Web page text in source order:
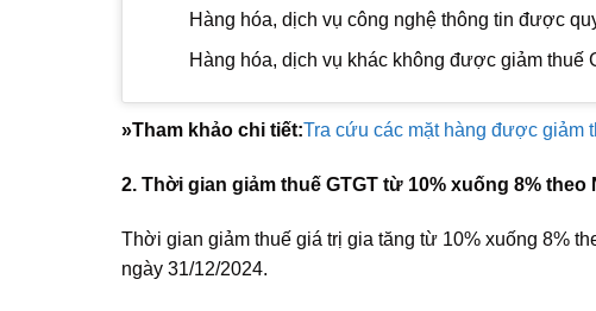
Hàng hóa, dịch vụ công nghệ thông tin được
Hàng hóa, dịch vụ khác không được giảm thuế
»Tham khảo chi tiết:Tra cứu các mặt hàng được giảm
2. Thời gian giảm thuế GTGT từ 10% xuống 8% theo
Thời gian giảm thuế giá trị gia tăng từ 10% xuống 8%
ngày 31/12/2024.